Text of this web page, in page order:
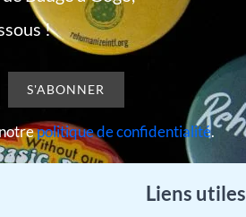
!
notrepolitique de confidentialité.
Liens utiles